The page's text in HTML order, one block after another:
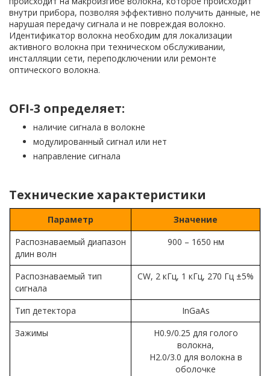
внутри прибора, позволяя эффективно получить данные, не
нарушая передачу сигнала и не повреждая волокно.
Идентификатор волокна необходим для локализации
активного волокна при техническом обслуживании,
инсталляции сети, переподключении или ремонте
оптического волокна.
OFI-3 определяет:
наличие сигнала в волокне
модулированный сигнал или нет
направление сигнала
Технические характеристики
Параметр
Значение
Распознаваемый диапазон
длин волн
900 – 1650 нм
Распознаваемый тип
сигнала
CW, 2 кГц, 1 кГц, 270 Гц ±5%
Тип детектора
InGaAs
Зажимы
H0.9/0.25 для голого
волокна,
H2.0/3.0 для волокна в
оболочке